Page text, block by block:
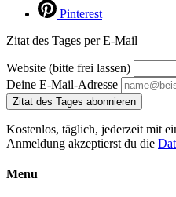
Pinterest
Zitat des Tages per E-Mail
Website (bitte frei lassen)
Deine E-Mail-Adresse
Zitat des Tages abonnieren
Kostenlos, täglich, jederzeit mit
Anmeldung akzeptierst du die
Menu